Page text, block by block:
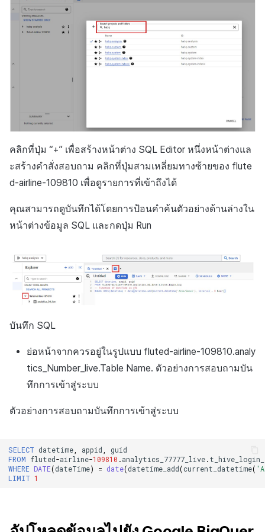
คลิกที่ปุ่ม “+” เพื่อสร้างหน้าต่าง SQL Editor หนึ่งหน้าต่างแล
ะสร้างคำสั่งสอบถาม คลิกที่ปุ่มสามเหลี่ยมทางซ้ายของ flute
d-airline-109810 เพื่อดูรายการที่เข้าถึงได้
คุณสามารถดูบันทึกได้โดยการป้อนคำค้นตัวอย่างด้านล่างใน
หน้าต่างข้อมูล SQL และกดปุ่ม Run
บันทึก SQL
ย่อหน้าจากควรอยู่ในรูปแบบ fluted-airline-109810.analy
tics_Number_live.Table Name. ตัวอย่างการสอบถามบัน
ทึกการเข้าสู่ระบบ
ตัวอย่างการสอบถามบันทึกการเข้าสู่ระบบ
SELECT datetime appid
guid
FROM fluted-airline-109810 .analytics_77777_live.
WHERE DATE(dateTime) = date(datetime_add(current_datetime(
LIMIT 1